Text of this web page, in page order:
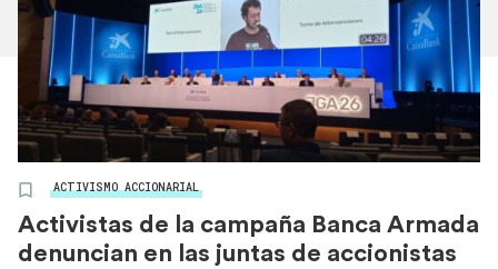
ACTIVISMO ACCIONARIAL
Activistas de la campaña Banca Armada
denuncian en las juntas de accionistas